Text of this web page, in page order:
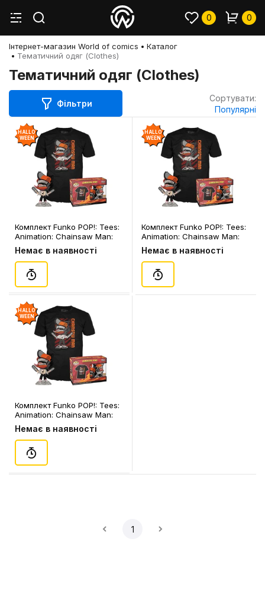
0 0
Інтернет-магазин World of comics
Каталог
Тематичний одяг (Clothes)
Тематичний одяг (Clothes)
Фільтри
Сортувати:
Популярні
HALLO
WEEN
Комплект Funko POP!: Tees:
Animation: Chainsaw Man:
Chainsaw Man (XL), (84314)
Немає в наявності
HALLO
WEEN
Комплект Funko POP!: Tees:
Animation: Chainsaw Man:
Chainsaw Man (M), (84312)
Немає в наявності
HALLO
WEEN
Комплект Funko POP!: Tees:
Animation: Chainsaw Man:
Chainsaw Man (L), (84313)
Немає в наявності
1